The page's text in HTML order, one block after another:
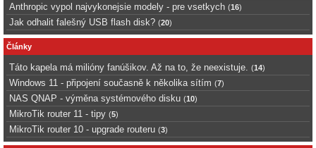
Anthropic vypol najvykonejsie modely - pre vsetkych (16)
Jak odhalit falešný USB flash disk? (20)
Články
Táto kapela má milióny fanúšikov. Až na to, že neexistuje. (14)
Windows 11 - připojení současně k několika sítím (7)
NAS QNAP - výměna systémového disku (10)
MikroTik router 11 - tipy (5)
MikroTik router 10 - upgrade routeru (3)